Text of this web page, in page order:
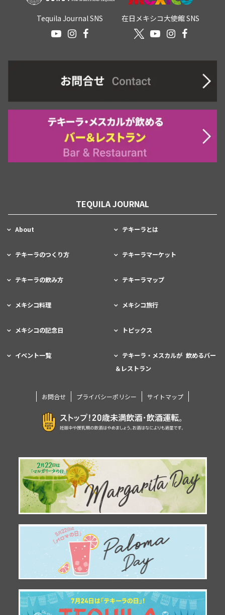
Tequila Journal SNS 在日メキシコ大使館 SNS
TEQUILA JOURNAL
About テキーラとは
テキーラのつくり方 テキーラマーケット
テキーラの飲み方 テキーラマップ
メキシコ料理 メキシコ旅行
メキシコの記念日 トピックス
イベント一覧
テキーラ・メスカルが 飲めるバー
＆レストラン
お問合せ プライバシーポリシー サイトマップ